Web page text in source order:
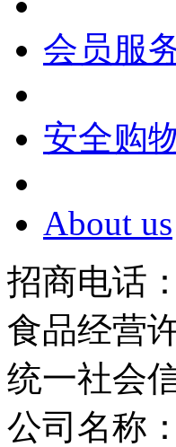
会员服
安全购
About us
招商电话
食品经营
统一社会
公司名称